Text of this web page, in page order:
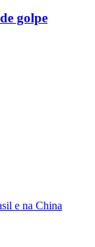
golpe
e na China